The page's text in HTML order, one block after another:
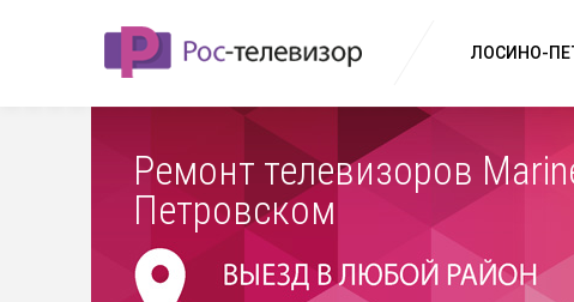
ЛОСИНО-
Ремонт телевизоров
Петровском